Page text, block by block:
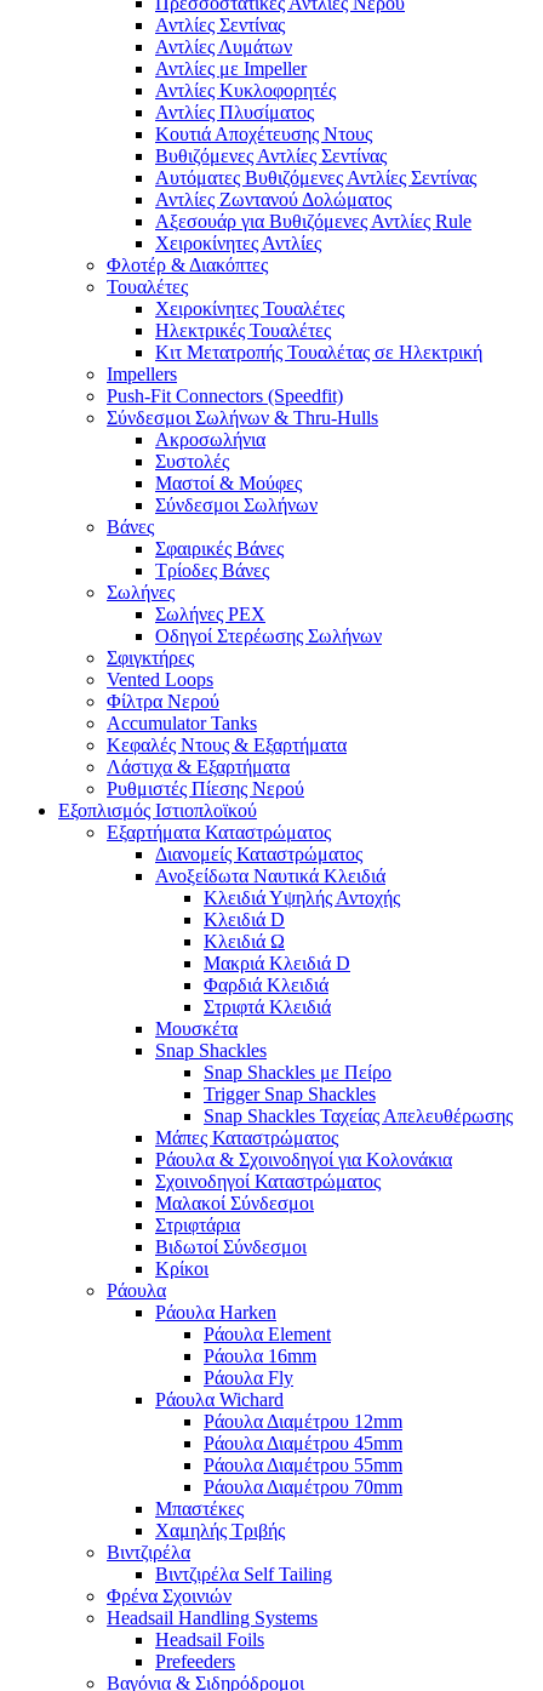
Αντλίες Σεντίνας
Αντλίες Λυμάτων
Αντλίες με Impeller
Αντλίες Κυκλοφορητές
Αντλίες Πλυσίματος
Κουτιά Αποχέτευσης Ντους
Βυθιζόμενες Αντλίες Σεντίνας
Αυτόματες Βυθιζόμενες Αντλίες Σεντίνας
Αντλίες Ζωντανού Δολώματος
Αξεσουάρ για Βυθιζόμενες Αντλίες Rule
Χειροκίνητες Αντλίες
Φλοτέρ & Διακόπτες
Τουαλέτες
Χειροκίνητες Τουαλέτες
Ηλεκτρικές Τουαλέτες
Κιτ Μετατροπής Τουαλέτας σε Ηλεκτρική
Impellers
Push-Fit Connectors (Speedfit)
Σύνδεσμοι Σωλήνων & Thru-Hulls
Ακροσωλήνια
Συστολές
Μαστοί & Μούφες
Σύνδεσμοι Σωλήνων
Βάνες
Σφαιρικές Βάνες
Τρίοδες Βάνες
Σωλήνες
Σωλήνες PEX
Οδηγοί Στερέωσης Σωλήνων
Σφιγκτήρες
Vented Loops
Φίλτρα Νερού
Accumulator Tanks
Κεφαλές Ντους & Εξαρτήματα
Λάστιχα & Εξαρτήματα
Ρυθμιστές Πίεσης Νερού
Εξοπλισμός Ιστιοπλοϊκού
Εξαρτήματα Καταστρώματος
Διανομείς Καταστρώματος
Ανοξείδωτα Ναυτικά Κλειδιά
Κλειδιά Υψηλής Αντοχής
Κλειδιά D
Κλειδιά Ω
Μακριά Κλειδιά D
Φαρδιά Κλειδιά
Στριφτά Κλειδιά
Μουσκέτα
Snap Shackles
Snap Shackles με Πείρο
Trigger Snap Shackles
Snap Shackles Ταχείας Απελευθέρωσης
Μάπες Καταστρώματος
Ράουλα & Σχοινοδηγοί για Κολονάκια
Σχοινοδηγοί Καταστρώματος
Μαλακοί Σύνδεσμοι
Στριφτάρια
Βιδωτοί Σύνδεσμοι
Κρίκοι
Ράουλα
Ράουλα Harken
Ράουλα Element
Ράουλα 16mm
Ράουλα Fly
Ράουλα Wichard
Ράουλα Διαμέτρου 12mm
Ράουλα Διαμέτρου 45mm
Ράουλα Διαμέτρου 55mm
Ράουλα Διαμέτρου 70mm
Μπαστέκες
Χαμηλής Τριβής
Βιντζιρέλα
Βιντζιρέλα Self Tailing
Φρένα Σχοινιών
Headsail Handling Systems
Headsail Foils
Prefeeders
Βαγόνια & Σιδηρόδρομοι